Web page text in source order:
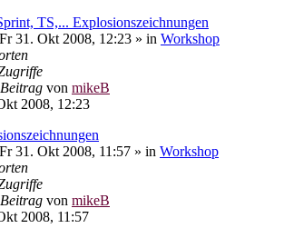
TS,... Explosionszeichnungen
Fr 31. Okt 2008, 12:23 » in Workshop
von mikeB
2008, 12:23
Fr 31. Okt 2008, 11:57 » in Workshop
von mikeB
2008, 11:57